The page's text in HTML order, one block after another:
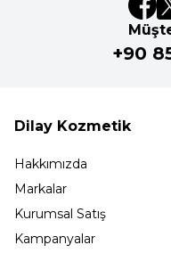
+90
Dilay Kozmetik
Hakkımızda
Markalar
Kurumsal Satış
Kampanyalar